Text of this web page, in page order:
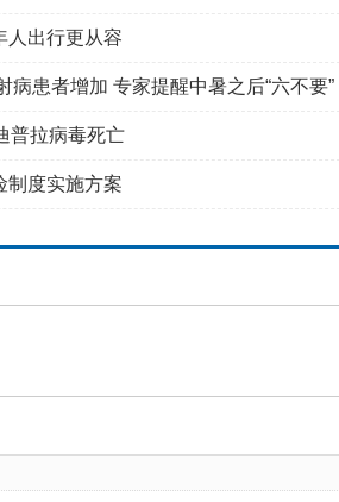
人出行更从容
病患者增加 专家提醒中暑之后“六不要”
普拉病毒死亡
制度实施方案